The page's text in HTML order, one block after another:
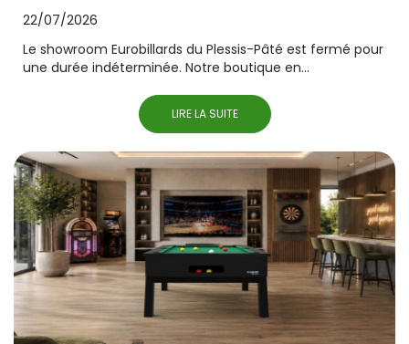
22/07/2026
Le showroom Eurobillards du Plessis-Pâté est fermé pour
une durée indéterminée. Notre boutique en...
LIRE LA SUITE